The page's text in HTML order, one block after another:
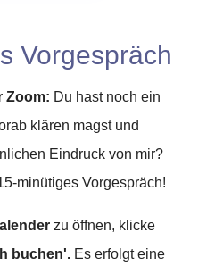
Vorgespräch
Zoom: Du hast noch ein
klären magst und
Eindruck von mir?
minütiges Vorgespräch!
zu öffnen, klicke
buchen'. Es erfolgt eine